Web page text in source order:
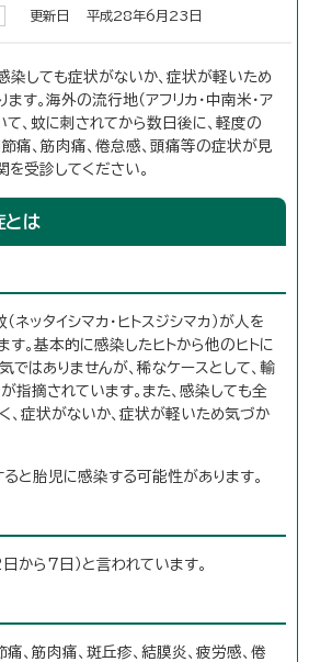
更新日 平成28年6月23日
染しても症状がないか、症状が軽いため
す。海外の流行地（アフリカ・中南米・ア
て、蚊に刺されてから数日後に、軽度の
節痛、筋肉痛、倦怠感、頭痛等の症状が見
を受診してください。
とは
ネッタイシマカ・ヒトスジシマカ）が人を
す。基本的に感染したヒトから他のヒトに
ではありませんが、稀なケースとして、輸
指摘されています。また、感染しても全
、症状がないか、症状が軽いため気づか
と胎児に感染する可能性があります。
から7日）と言われています。
、筋肉痛、斑丘疹、結膜炎、疲労感、倦